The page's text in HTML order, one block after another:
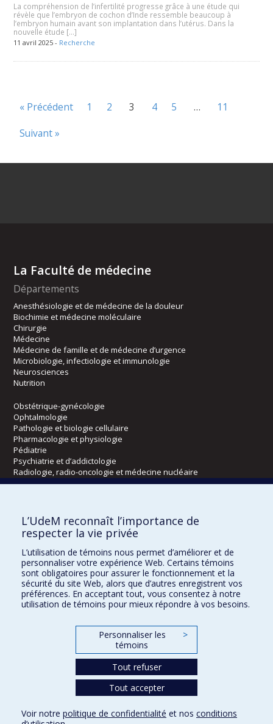
La compréhension de l’infertilité progresse grâce à une étude qui
révèle que l’embryon de cochon d’Inde ressemble beaucoup à
l’embryon humain avant son implantation dans l’utérus. Dans la
nouvelle étude […]
11 avril 2025 - Recherche
« Précédent 1 2 3 4 5 …
11
Suivant »
La Faculté de médecine
Départements
Anesthésiologie et de médecine de la douleur
Biochimie et médecine moléculaire
Chirurgie
Médecine
Médecine de famille et de médecine d’urgence
Microbiologie, infectiologie et immunologie
Neurosciences
Nutrition
Obstétrique-gynécologie
Ophtalmologie
Pathologie et biologie cellulaire
Pharmacologie et physiologie
Pédiatrie
Psychiatrie et d’addictologie
Radiologie, radio-oncologie et médecine nucléaire
Kinésiologie et des sciences de l’activité physique
Orthophonie et audiologie
Réadaptation
Directions
DPC
CPASS
L’UdeM reconnaît l’importance de
respecter la vie privée
L’utilisation de témoins nous permet d’améliorer et de
personnaliser votre expérience Web. Certains témoins
sont obligatoires pour assurer le fonctionnement et la
sécurité du site Web, alors que d’autres enregistrent vos
préférences. En acceptant tout, vous consentez à notre
utilisation de témoins pour mieux répondre à vos besoins.
Personnaliser les
témoins
>
Tout refuser
Tout accepter
Voir notre politique de confidentialité et nos conditions